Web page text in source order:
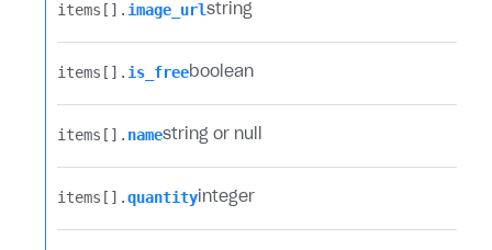
items[].​ image_urlstring
items[].​ is_freeboolean
items[].​ namestring or null
items[].​quantity integer